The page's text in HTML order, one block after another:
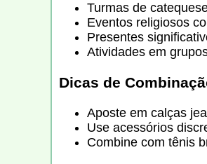
Turmas de
Eventos religiosos
Presentes
Atividades em
Dicas de
Aposte em calças
Use acessórios
Combine com tênis